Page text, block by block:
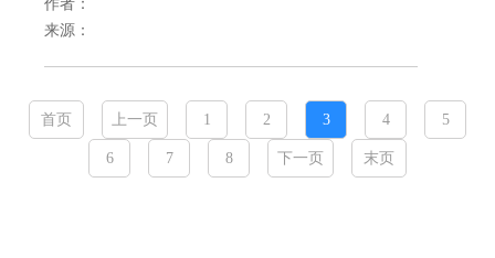
作者：
来源：
首页 上一页 1 2 3 4 5
6 7 8 下一页 末页